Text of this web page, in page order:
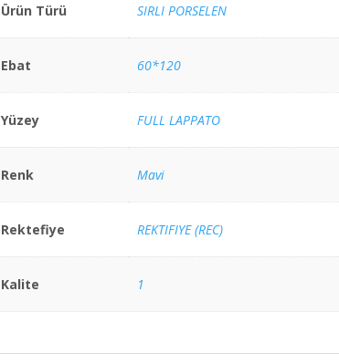
Ürün Türü SIRLI PORSELEN
Ebat 60*120
Yüzey FULL LAPPATO
Renk Mavi
Rektefiye REKTIFIYE (REC)
Kalite 1